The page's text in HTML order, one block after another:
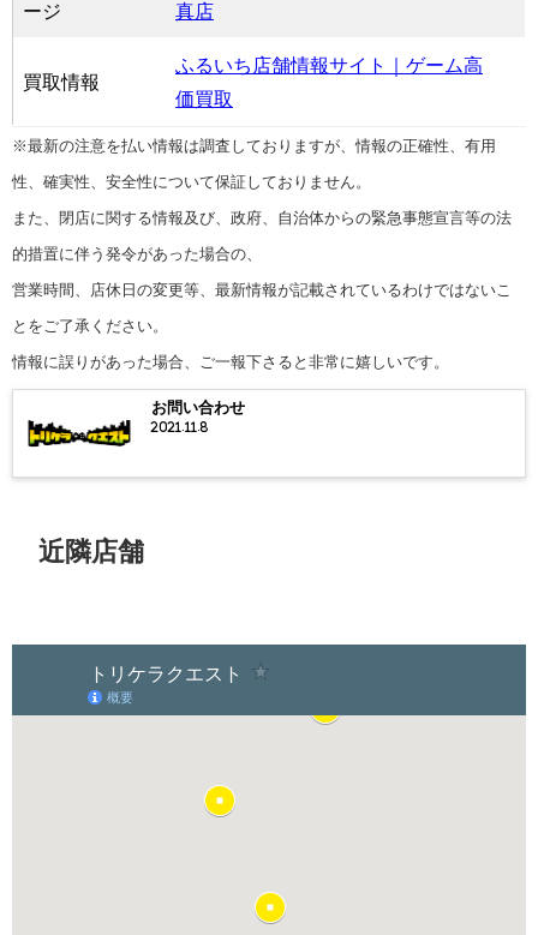
ージ
真店
買取情報
ふるいち店舗情報サイト｜ゲーム高
価買取
※最新の注意を払い情報は調査しておりますが、情報の正確性、有用
性、確実性、安全性について保証しておりません。
また、閉店に関する情報及び、政府、自治体からの緊急事態宣言等の法
的措置に伴う発令があった場合の、
営業時間、店休日の変更等、最新情報が記載されているわけではないこ
とをご了承ください。
情報に誤りがあった場合、ご一報下さると非常に嬉しいです。
お問い合わせ
2021.11.8
近隣店舗